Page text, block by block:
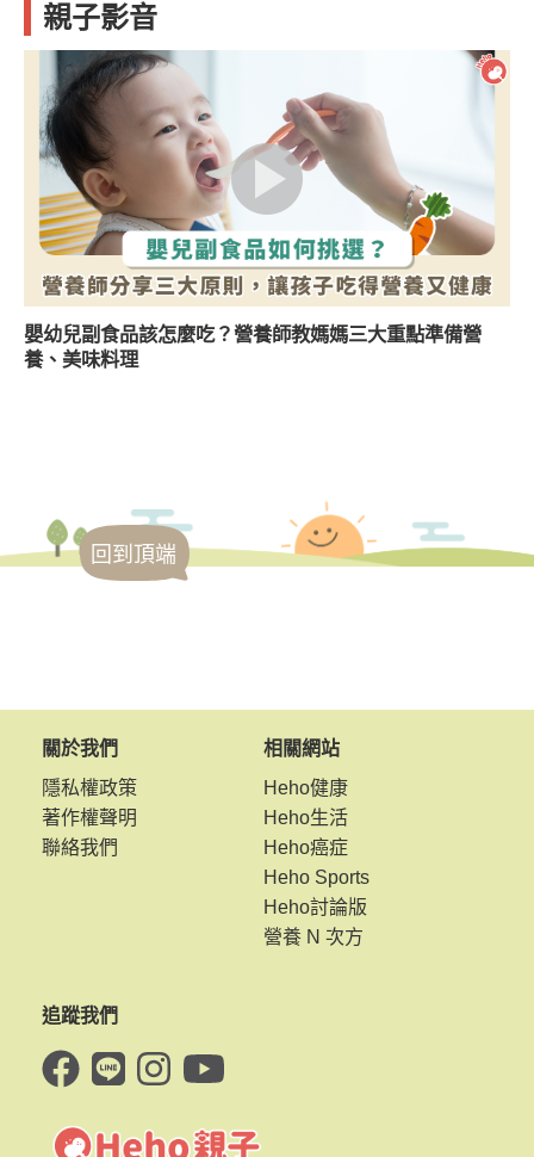
親子影音
嬰幼兒副食品該怎麼吃？營養師教媽媽三大重點準備營
養、美味料理
回到頂端
關於我們
隱私權政策
著作權聲明
聯絡我們
相關網站
Heho健康
Heho生活
Heho癌症
Heho Sports
Heho討論版
營養 N 次方
追蹤我們